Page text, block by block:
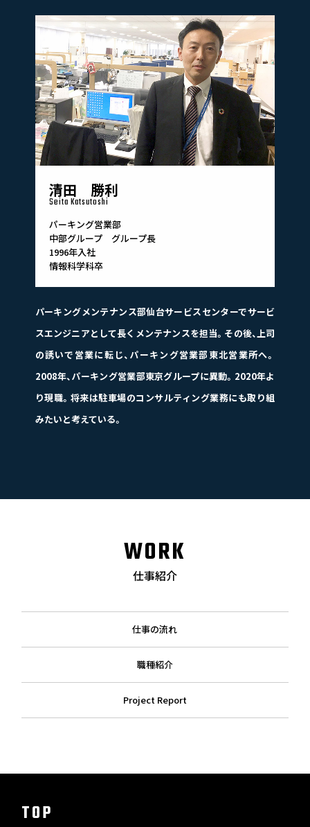
清田 勝利
Seita Katsutoshi
パーキング営業部
中部グループ グループ長
1996年入社
情報科学科卒
パーキングメンテナンス部仙台サービスセンターでサービ
スエンジニアとして長くメンテナンスを担当。その後、上司
の誘いで営業に転じ、パーキング営業部東北営業所へ。
2008年、パーキング営業部東京グループに異動。2020年よ
り現職。将来は駐車場のコンサルティング業務にも取り組
みたいと考えている。
WORK
仕事紹介
仕事の流れ
職種紹介
Project Report
TOP